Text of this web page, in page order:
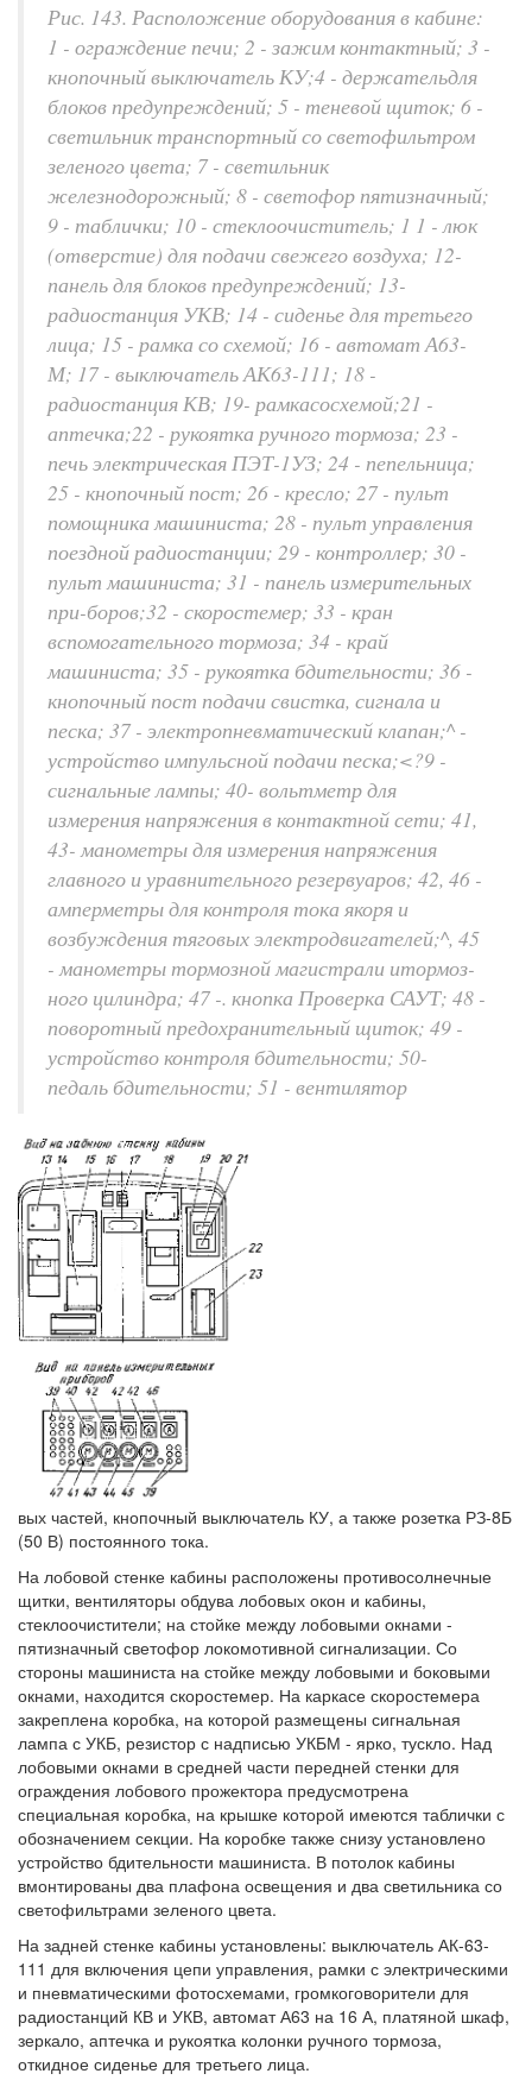
Рис. 143. Расположение оборудования в кабине:
1 - ограждение печи; 2 - зажим контактный; 3 -
кнопочный выключатель КУ;4 - держательдля
блоков предупреждений; 5 - теневой щиток; 6 -
светильник транспортный со светофильтром
зеленого цвета; 7 - светильник
железнодорожный; 8 - светофор пятизначный;
9 - таблички; 10 - стеклоочиститель; 1 1 - люк
(отверстие) для подачи свежего воздуха; 12-
панель для блоков предупреждений; 13-
радиостанция УКВ; 14 - сиденье для третьего
лица; 15 - рамка со схемой; 16 - автомат А63-
М; 17 - выключатель АК63-111; 18 -
радиостанция КВ; 19- рамкасосхемой;21 -
аптечка;22 - рукоятка ручного тормоза; 23 -
печь электрическая ПЭТ-1УЗ; 24 - пепельница;
25 - кнопочный пост; 26 - кресло; 27 - пульт
помощника машиниста; 28 - пульт управления
поездной радиостанции; 29 - контроллер; 30 -
пульт машиниста; 31 - панель измерительных
при-боров;32 - скоростемер; 33 - кран
вспомогательного тормоза; 34 - край
машиниста; 35 - рукоятка бдительности; 36 -
кнопочный пост подачи свистка, сигнала и
песка; 37 - электропневматический клапан;^ -
устройство импульсной подачи песка;<?9 -
сигнальные лампы; 40- вольтметр для
измерения напряжения в контактной сети; 41,
43- манометры для измерения напряжения
главного и уравнительного резервуаров; 42, 46 -
амперметры для контроля тока якоря и
возбуждения тяговых электродвигателей;^, 45
- манометры тормозной магистрали итормоз-
ного цилиндра; 47 -. кнопка Проверка САУТ; 48 -
поворотный предохранительный щиток; 49 -
устройство контроля бдительности; 50-
педаль бдительности; 51 - вентилятор
вых частей, кнопочный выключатель КУ, а также розетка РЗ-8Б
(50 В) постоянного тока.
На лобовой стенке кабины расположены противосолнечные
щитки, вентиляторы обдува лобовых окон и кабины,
стеклоочистители; на стойке между лобовыми окнами -
пятизначный светофор локомотивной сигнализации. Со
стороны машиниста на стойке между лобовыми и боковыми
окнами, находится скоростемер. На каркасе скоростемера
закреплена коробка, на которой размещены сигнальная
лампа с УКБ, резистор с надписью УКБМ - ярко, тускло. Над
лобовыми окнами в средней части передней стенки для
ограждения лобового прожектора предусмотрена
специальная коробка, на крышке которой имеются таблички с
обозначением секции. На коробке также снизу установлено
устройство бдительности машиниста. В потолок кабины
вмонтированы два плафона освещения и два светильника со
светофильтрами зеленого цвета.
На задней стенке кабины установлены: выключатель АК-63-
111 для включения цепи управления, рамки с электрическими
и пневматическими фотосхемами, громкоговорители для
радиостанций КВ и УКВ, автомат А63 на 16 А, платяной шкаф,
зеркало, аптечка и рукоятка колонки ручного тормоза,
откидное сиденье для третьего лица.